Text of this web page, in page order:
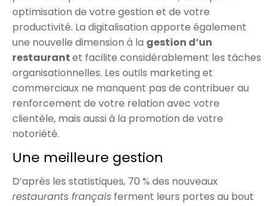
optimisation de votre gestion et de votre
productivité. La digitalisation apporte également
une nouvelle dimension à la gestion d’un
restaurantet facilite considérablement les tâches
organisationnelles. Les outils marketing et
commerciaux ne manquent pas de contribuer au
renforcement de votre relation avec votre
clientèle, mais aussi à la promotion de votre
notoriété.
Une meilleure gestion
D’après les statistiques, 70 % des nouveaux
restaurants français ferment leurs portes au bout